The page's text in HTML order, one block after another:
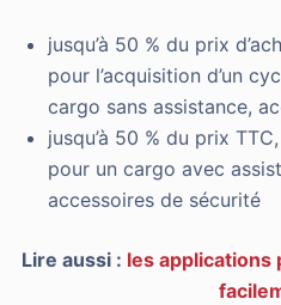
jusqu’à 50 % du prix
pour l’acquisition d’un
cargo sans assistance,
jusqu’à 50 % du prix
pour un cargo avec
accessoires de sécurité
Lire aussi : les